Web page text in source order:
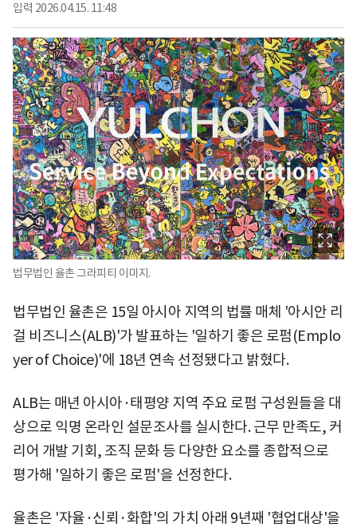
입력 2026.04.15. 11:48
법무법인 율촌 그라피티 이미지.
법무법인 율촌은 15일 아시아 지역의 법률 매체 '아시안 리
걸 비즈니스(ALB)'가 발표하는 '일하기 좋은 로펌(Emplo
yer of Choice)'에 18년 연속 선정됐다고 밝혔다.
ALB는 매년 아시아·태평양 지역 주요 로펌 구성원들을 대
상으로 익명 온라인 설문조사를 실시한다. 근무 만족도, 커
리어 개발 기회, 조직 문화 등 다양한 요소를 종합적으로
평가해 '일하기 좋은 로펌'을 선정한다.
율촌은 '자율·신뢰·화합'의 가치 아래 9년째 '협업대상'을